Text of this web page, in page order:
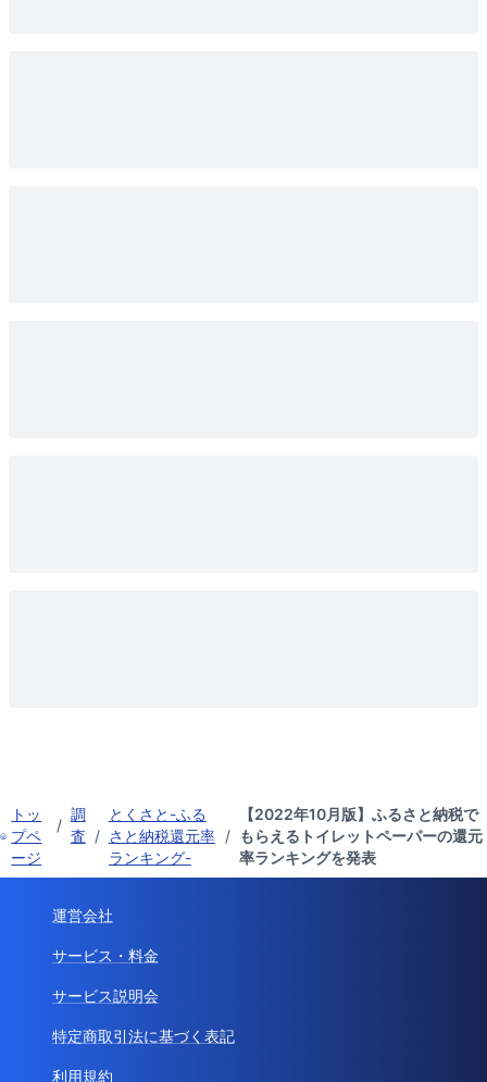
トッ
プペ
ージ
/
調
査 /
とくさと-ふる
さと納税還元率
ランキング-
/
【2022年10月版】ふるさと納税で
もらえるトイレットペーパーの還元
率ランキングを発表
運営会社
サービス・料金
サービス説明会
特定商取引法に基づく表記
利用規約